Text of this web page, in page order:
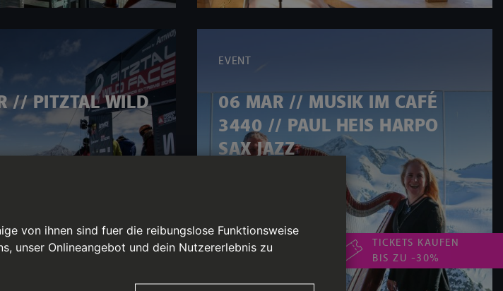
TICKETS KAUFEN
BIS ZU -30%
// PITZTAL WILD
EVENT
06 MAR // MUSIK IM CAFÉ
3440 // PAUL HEIS HARPO
SAX JAZZ
von ihnen sind fuer die reibungslose Funktionsweise
unser Onlineangebot und dein Nutzererlebnis zu